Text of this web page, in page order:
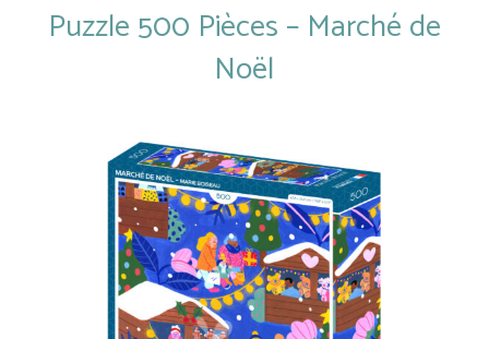
Puzzle 500 Pièces – Marché de
Noël